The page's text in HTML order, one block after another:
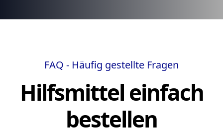
FAQ - Häufig gestellte Fragen
Hilfsmittel einfach
bestellen